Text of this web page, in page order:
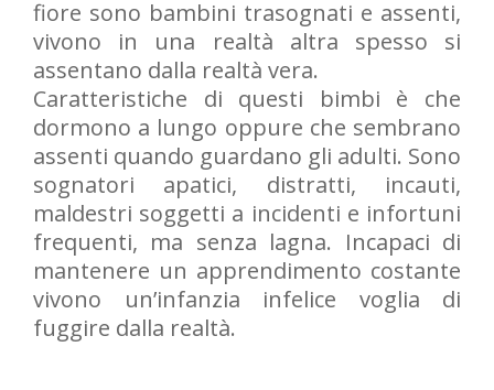
fiore sono bambini trasognati e assenti,
vivono in una realtà altra spesso si
assentano dalla realtà vera.
Caratteristiche di questi bimbi è che
dormono a lungo oppure che sembrano
assenti quando guardano gli adulti. Sono
sognatori apatici, distratti, incauti,
maldestri soggetti a incidenti e infortuni
frequenti, ma senza lagna. Incapaci di
mantenere un apprendimento costante
vivono un’infanzia infelice voglia di
fuggire dalla realtà.